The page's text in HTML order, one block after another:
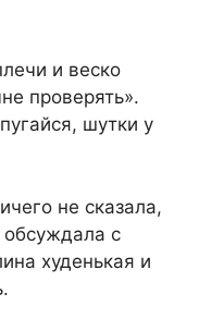
и веско
проверять».
шутки у
не сказала,
обсуждала с
худенькая и